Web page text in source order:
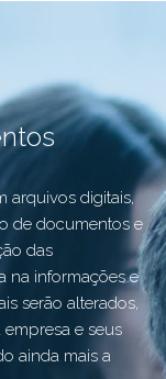
arquivos digitais,
de documentos e
das
na informações e
serão alterados,
e seus
ainda mais a